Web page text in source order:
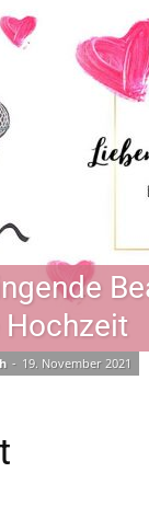
Hochzeit
- 19. November 2021